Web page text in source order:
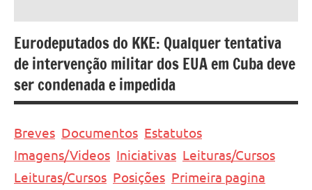
Eurodeputados do KKE: Qualquer tentativa
de intervenção militar dos EUA em Cuba deve
ser condenada e impedida
Breves Documentos Estatutos
Imagens/Videos Iniciativas Leituras/Cursos
Leituras/Cursos Posições Primeira pagina